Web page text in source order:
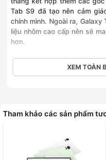
Tab S9 đã tạo nên cảm
chính mình. Ngoài ra,
liệu nhôm cao cấp nên sẽ
hơn.
XEM TOÀN
Tham khảo các sản phẩm